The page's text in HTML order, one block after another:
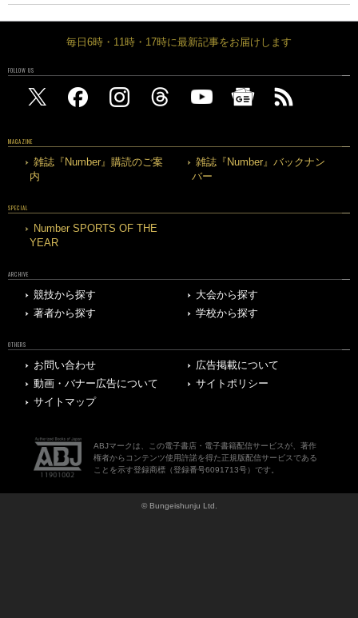
毎日6時・11時・17時に最新記事をお届けします
FOLLOW US
MAGAZINE
雑誌『Number』購読のご案
内
雑誌『Number』バックナン
バー
SPECIAL
Number SPORTS OF THE
YEAR
ARCHIVE
競技から探す
大会から探す
著者から探す
学校から探す
OTHERS
お問い合わせ
広告掲載について
動画・バナー広告について
サイトポリシー
サイトマップ
ABJマークは、この電子書店・電子書籍配信サービスが、著作
権者からコンテンツ使用許諾を得た正規版配信サービスである
ことを示す登録商標（登録番号6091713号）です。
© Bungeishunju Ltd.